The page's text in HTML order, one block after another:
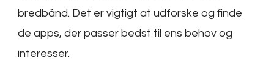
bredbånd. Det er vigtigt at udforske og finde
de apps, der passer bedst til ens behov og
interesser.